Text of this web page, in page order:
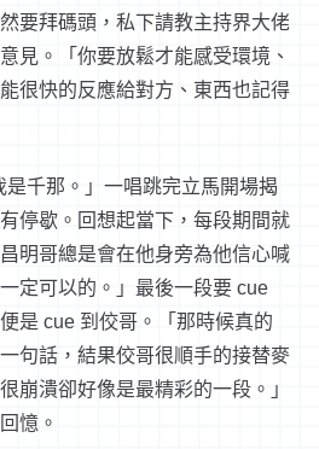
要拜碼頭，私下請教主持界大佬
見。「你要放鬆才能感受環境、
很快的反應給對方、東西也記得
是千那。」一唱跳完立馬開場揭
停歇。回想起當下，每段期間就
明哥總是會在他身旁為他信心喊
定可以的。」最後一段要 cue
是 cue 到佼哥。「那時候真的
句話，結果佼哥很順手的接替麥
崩潰卻好像是最精彩的一段。」
憶。